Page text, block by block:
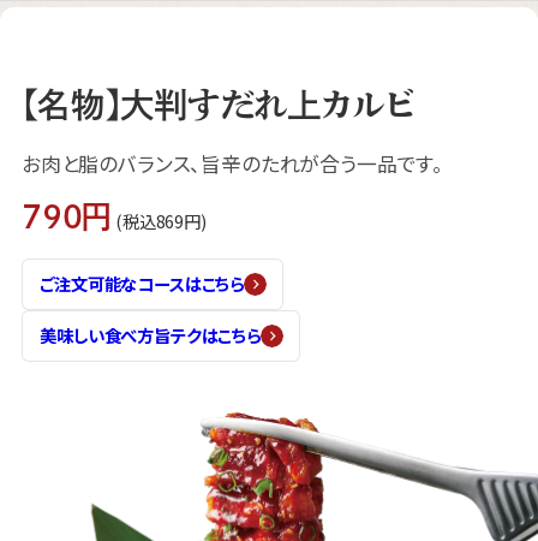
【名物】大判すだれ上カルビ
お肉と脂のバランス、旨辛のたれが合う一品です。
790円 (税込869円)
ご注文可能なコースはこちら
美味しい食べ方旨テクはこちら